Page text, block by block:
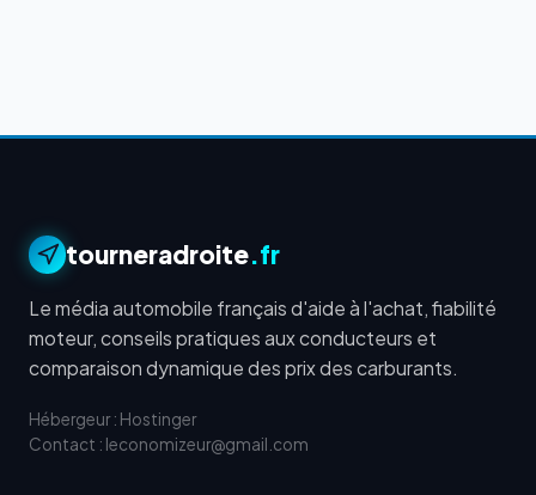
tourneradroite.fr
Le média automobile français d'aide à l'achat, fiabilité
moteur, conseils pratiques aux conducteurs et
comparaison dynamique des prix des carburants.
Hébergeur : Hostinger
Contact : leconomizeur@gmail.com